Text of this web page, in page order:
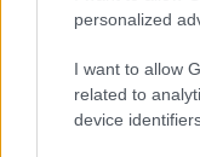
personalized
I want to allow
related to
device
távolítják a
szó szerint:
és az nyúljon
keze a